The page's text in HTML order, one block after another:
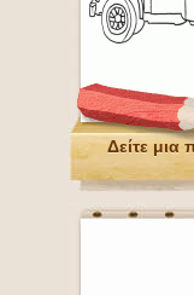
Δείτε μια